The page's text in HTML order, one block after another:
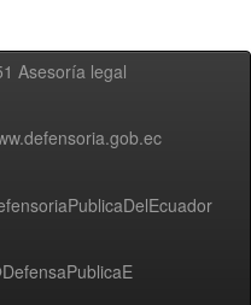
Asesoría legal